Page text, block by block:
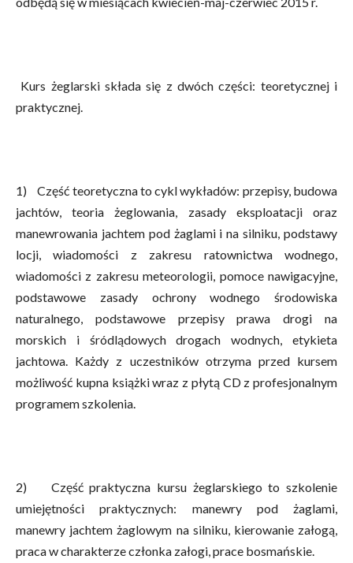
Kurs żeglarski składa się z dwóch części: teoretycznej i
praktycznej.
1) Część teoretyczna to cykl wykładów: przepisy, budowa
jachtów, teoria żeglowania, zasady eksploatacji oraz
manewrowania jachtem pod żaglami i na silniku, podstawy
locji, wiadomości z zakresu ratownictwa wodnego,
wiadomości z zakresu meteorologii, pomoce nawigacyjne,
podstawowe zasady ochrony wodnego środowiska
naturalnego, podstawowe przepisy prawa drogi na
morskich i śródlądowych drogach wodnych, etykieta
jachtowa. Każdy z uczestników otrzyma przed kursem
możliwość kupna książki wraz z płytą CD z profesjonalnym
programem szkolenia.
2) Część praktyczna kursu żeglarskiego to szkolenie
umiejętności praktycznych: manewry pod żaglami,
manewry jachtem żaglowym na silniku, kierowanie załogą,
praca w charakterze członka załogi, prace bosmańskie.